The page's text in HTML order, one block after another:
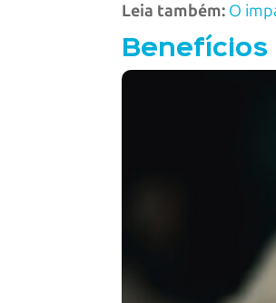
Leia também: O
Benefícios